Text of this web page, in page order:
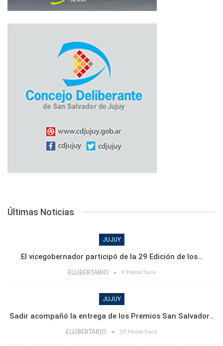
Últimas Noticias
JUJUY
El vicegobernador participó de la 29 Edición de los…
ELLIBERTARIO 9 Horas hace
JUJUY
Sadir acompañó la entrega de los Premios San Salvador…
ELLIBERTARIO 10 Horas hace